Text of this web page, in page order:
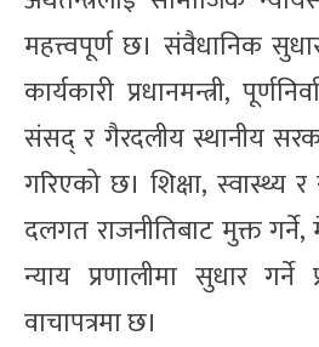
महत्त्वपूर्ण छ। संवैधानिक
कार्यकारी प्रधानमन्त्री,
संसद् र गैरदलीय स्थानीय
गरिएको छ। शिक्षा, स्वास्थ्य
दलगत राजनीतिबाट मुक्त गर्ने,
न्याय प्रणालीमा सुधार गर्ने
वाचापत्रमा छ।